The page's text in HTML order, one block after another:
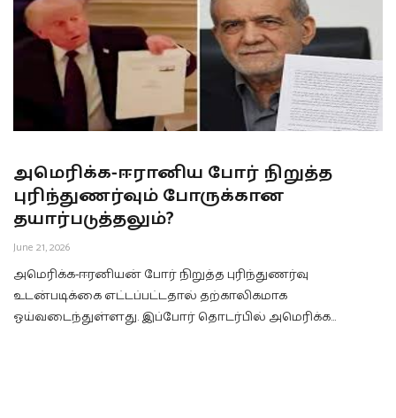
அமெரிக்க-ஈரானிய போர் நிறுத்த
புரிந்துணர்வும் போருக்கான
தயார்படுத்தலும்?
June 21, 2026
அமெரிக்க-ஈரனியன் போர் நிறுத்த புரிந்துணர்வு
உடன்படிக்கை எட்டப்பட்டதால் தற்காலிகமாக
ஓய்வடைந்துள்ளது. இப்போர் தொடர்பில் அமெரிக்க…